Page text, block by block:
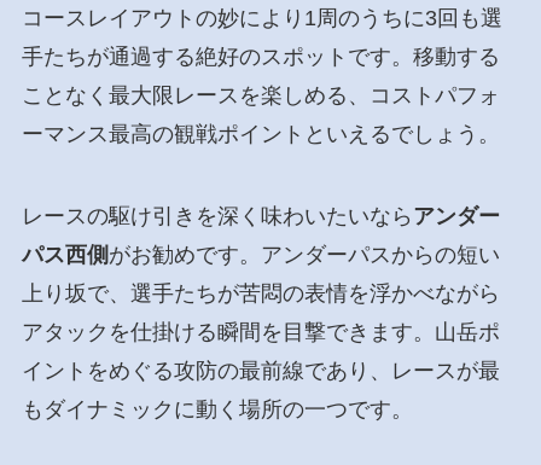
コースレイアウトの妙により1周のうちに3回も選
手たちが通過する絶好のスポットです。移動する
ことなく最大限レースを楽しめる、コストパフォ
ーマンス最高の観戦ポイントといえるでしょう。
レースの駆け引きを深く味わいたいなら アンダー
パス西側 がお勧めです。アンダーパスからの短い
上り坂で、選手たちが苦悶の表情を浮かべながら
アタックを仕掛ける瞬間を目撃できます。山岳ポ
イントをめぐる攻防の最前線であり、レースが最
もダイナミックに動く場所の一つです。